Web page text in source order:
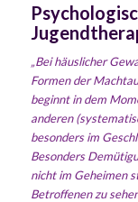
„Bei häuslicher
Formen der
beginnt indem
anderen
besonders im
Besonders
nicht im Geheimen
Betroffenen zu